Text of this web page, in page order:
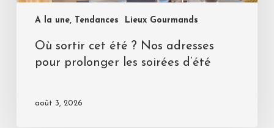
A la une, Tendances Lieux Gourmands
Où sortir cet été ? Nos adresses
pour prolonger les soirées d’été
août 3, 2026